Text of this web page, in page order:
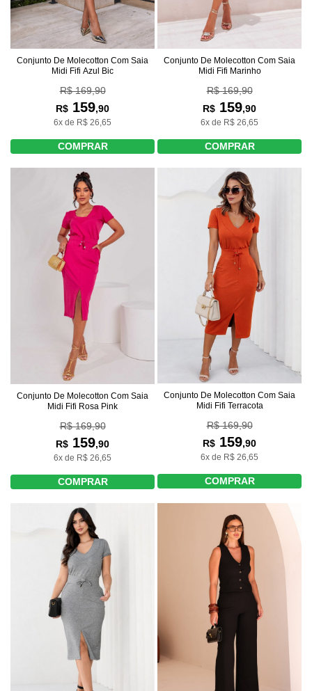
Conjunto De Molecotton Com Saia
Midi Fifi Azul Bic
R$ 169,90
R$ 159,90
6x de R$ 26,65
COMPRAR
Conjunto De Molecotton Com Saia
Midi Fifi Marinho
R$ 169,90
R$ 159,90
6x de R$ 26,65
COMPRAR
Conjunto De Molecotton Com Saia
Midi Fifi Rosa Pink
R$ 169,90
R$ 159,90
6x de R$ 26,65
COMPRAR
Conjunto De Molecotton Com Saia
Midi Fifi Terracota
R$ 169,90
R$ 159,90
6x de R$ 26,65
COMPRAR